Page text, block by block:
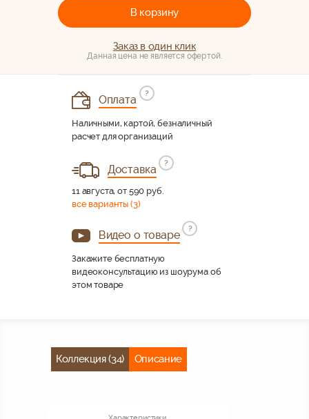
В корзину
Заказ в один клик
Данная цена не является офертой.
Оплата
?
Наличными, картой, безналичный
расчет для организаций
Доставка
?
11 августа, от 590 руб.
все варианты (3)
Видео о товаре
?
Закажите бесплатную
видеоконсультацию из шоурума об
этом товаре
Коллекция (34) Описание